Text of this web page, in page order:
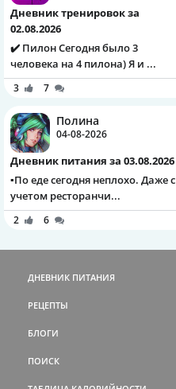
Дневник тренировок за
02.08.2026
✔️ Пилон Сегодня было 3
человека на 4 пилона) Я и ...
3 7
Полина
04-08-2026
Дневник питания за 03.08.2026
▪️По еде сегодня неплохо. Даже с
учетом ресторанчи...
2 6
ДНЕВНИК ПИТАНИЯ
РЕЦЕПТЫ
БЛОГИ
ПОИСК